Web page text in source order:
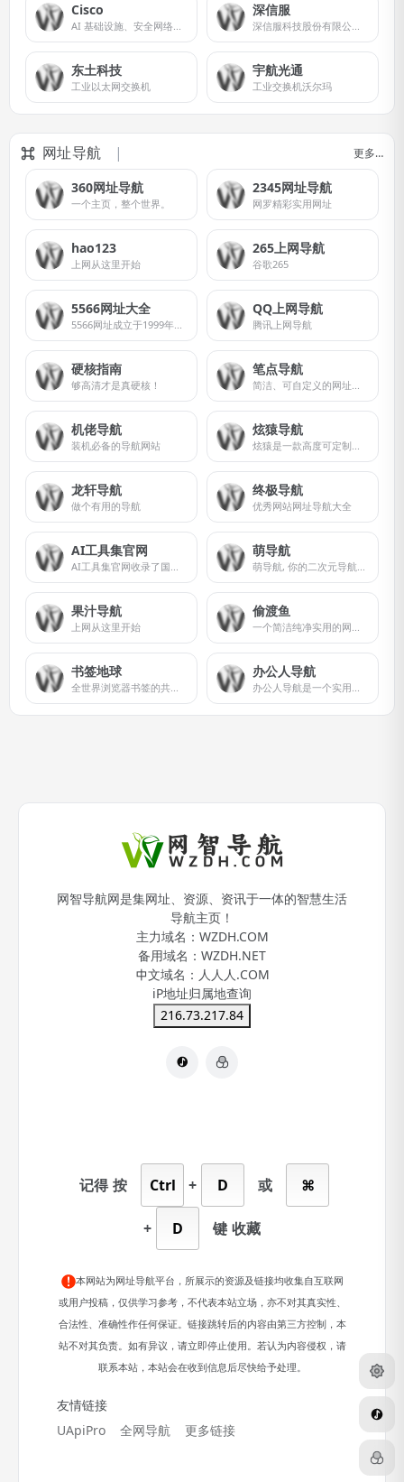
Cisco
AI 基础设施、安全网络和软件解决方案
深信服
深信服科技股份有限公司是一家专注于企业级网络安全、云计算与物联网的创新产品和服务供应商，致力于承载各行业用户数字化、智能化转型过程中的基石性工作，从而让每个用户的数智化更简单、更安全。
东土科技
工业以太网交换机
宇航光通
工业交换机沃尔玛
网址导航 更多…
360网址导航
一个主页，整个世界。
2345网址导航
网罗精彩实用网址
hao123
上网从这里开始
265上网导航
谷歌265
5566网址大全
5566网址成立于1999年，是最方便使用的专业网址导航站，首创列表式无介绍的网址导航格式，开创了上网不用记网址的时代，收集精彩、全面、准确的各类网址，包括：新闻,财经,军事,彩票,体育,电视,汽车,银行,视频,购物,邮箱,娱乐,天气,摄影,房产等
QQ上网导航
腾讯上网导航
硬核指南
够高清才是真硬核！
笔点导航
简洁、可自定义的网址导航
机佬导航
装机必备的导航网站
炫猿导航
炫猿是一款高度可定制化的网址导航，可为每个用户提供个性化域名访问的导航页面。独一无二的定制化功能注定成为导航届的一批黑马，你的专属主页。
龙轩导航
做个有用的导航
终极导航
优秀网站网址导航大全
AI工具集官网
AI工具集官网收录了国内外数百个AI工具，该导航网站包括AI写作工具、AI图像生成和背景移除、AI视频制作、AI音频转录、AI辅助编程、AI音乐生成、AI绘画设计、AI对话聊天等AI工具集合大全，以及AI学习开发的常用网站、框架和模型，帮助你加入人工智能浪潮，自动化高效完成任务！
萌导航
萌导航, 你的二次元导航姬！
果汁导航
上网从这里开始
偷渡鱼
一个简洁纯净实用的网址导航，页面干净支持自定义分类与站点，选择自己喜欢的背景壁纸，随意切换搜索引擎，享受优越的上网体验。
书签地球
全世界浏览器书签的共享天堂
办公人导航
办公人导航是一个实用的办公生活导航网站,致力于分享优质的网站网址及软件资源等内容,帮助大家节省时间,提高办公生活效率!
网智导航网是集网址、资源、资讯于一体的智慧生活
导航主页！
主力域名： WZDH.COM
备用域名： WZDH.NET
中文域名： 人人人.COM
iP地址归属地查询
216.73.217.84
记得 按 Ctrl + D 或 ⌘
+ D 键 收藏
本网站为网址导航平台，所展示的资源及链接均收集自互联网
或用户投稿，仅供学习参考，不代表本站立场，亦不对其真实性、
合法性、准确性作任何保证。链接跳转后的内容由第三方控制，本
站不对其负责。如有异议，请立即停止使用。若认为内容侵权，请
联系本站，本站会在收到信息后尽快给予处理。
友情链接
UApiPro
全网导航 更多链接